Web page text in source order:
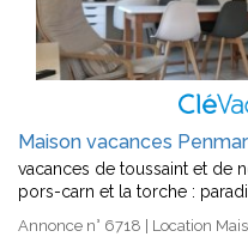
Maison vacances
vacances de toussaint et de
pors-carn et la torche :
Annonce n° 6718 | Location